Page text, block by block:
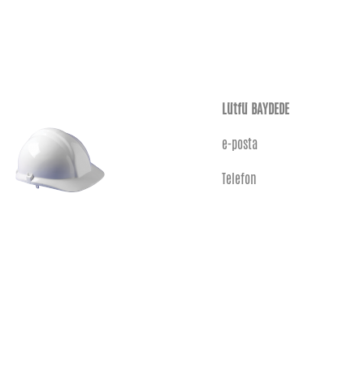
Lütfü BAYDEDE
e-posta
Telefon